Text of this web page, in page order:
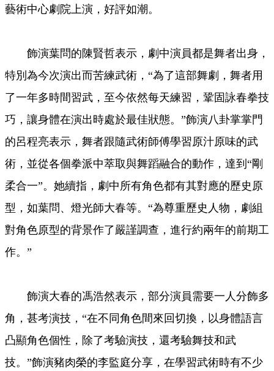
藝術中心劇院上演，好評如潮。
飾演葉問的陳賢哲表示，劇中演員都是舞者出身，
特別為今次演出而苦練武術，“為了這部舞劇，舞者用
了一年多時間習武，至今依然每天練習，鞏固詠春拳技
巧，讓身體在演出時處於最佳狀態。”飾演八卦掌掌門
的呂程亮表示，舞者跟隨武術師傅學習原汁原味的武
術，並從各個拳派中萃取與舞蹈融合的動作，達到“剛
柔合一”。她續指，劇中所有角色都有其對應的歷史原
型，如葉問、燈光師大春等。“為尊重歷史人物，劇組
對角色原型的背景作了嚴謹調查，進行約兩年的前期工
作。”
飾演大春的馮浩然表示，部分演員需要一人分飾多
角，甚考演技，“在不同角色間來回切換，以身體語言
凸顯角色個性，除了考驗演技，還考驗舞技和武
技。”飾演豬肉榮的李監庭分享，在學習武術時有不少